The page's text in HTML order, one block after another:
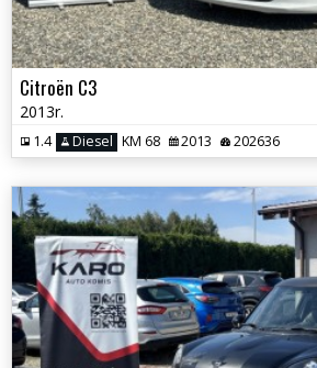
Citroën C3
2013r.
1.4 Diesel KM 68 2013 202636